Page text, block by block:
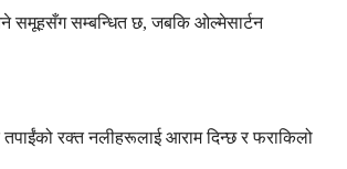
समूहसँग सम्बन्धित छ, जबकि ओल्मेसार्टन
रक्त नलीहरूलाई आराम दिन्छ र फराकिलो